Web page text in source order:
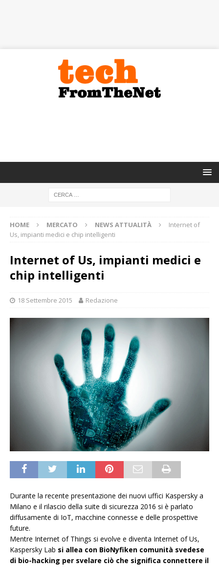
HOME MERCATO NEWS ATTUALITÀ
Internet of
Us, impianti medici e chip intelligenti
Internet of Us, impianti medici e
chip intelligenti
18 Settembre 2015 Redazione
Durante la recente presentazione dei nuovi uffici Kaspersky a
Milano e il rilascio della suite di sicurezza 2016 si è parlato
diffusamente di IoT, macchine connesse e delle prospettive
future.
Mentre Internet of Things si evolve e diventa Internet of Us,
Kaspersky Lab si allea con BioNyfiken comunità svedese
di bio-hacking per svelare ciò che significa connettere il